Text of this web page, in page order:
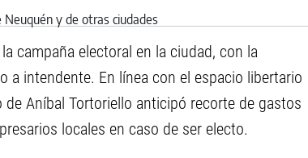
campaña electoral en la ciudad, con la
a intendente. En línea con el espacio libertario
Aníbal Tortoriello anticipó recorte de gastos
locales en caso de ser electo.